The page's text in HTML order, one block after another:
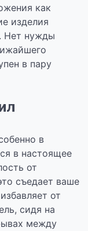
как
изделия
Нет нужды
в пару
в
в настоящее
от
съедает ваше
от
сидя на
между